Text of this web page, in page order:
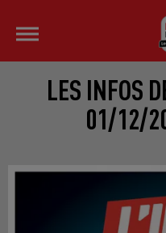
LES INFOS
01/12/